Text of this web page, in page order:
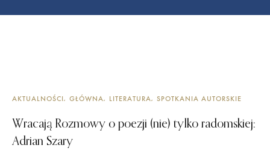
AKTUALNOŚCI GŁÓWNA LITERATURA SPOTKANIA AUTORSKIE
Wracają Rozmowy o poezji (nie) tylko radomskiej:
Adrian Szary